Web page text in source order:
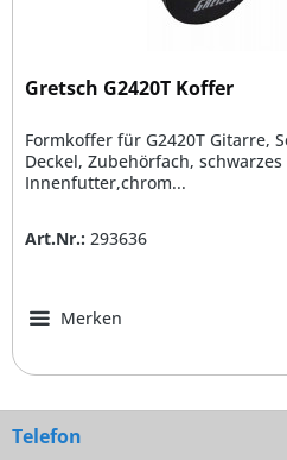
Gretsch G2420T Koffer
Formkoffer für G2420T Gitarre,
Deckel, Zubehörfach, schwarzes
Innenfutter,chrom...
Art.Nr.: 293636
Merken
Telefon